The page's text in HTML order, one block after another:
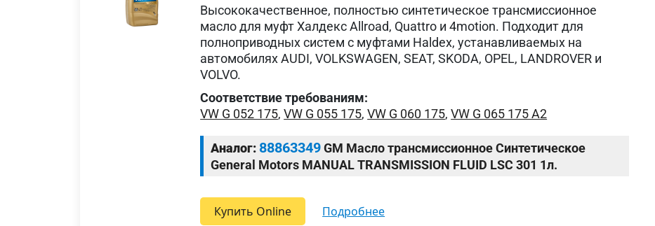
Высококачественное, полностью синтетическое трансмиссионное
масло для муфт Халдекс Allroad, Quattro и 4motion. Подходит для
полноприводных систем с муфтами Haldex, устанавливаемых на
автомобилях AUDI, VOLKSWAGEN, SEAT, SKODA, OPEL, LANDROVER и
VOLVO.
Соответствие требованиям:
VW G 052 175,VW G 055 175,VW G 060 175,VW G 065 175 A2
Аналог: 88863349GM Масло трансмиссионное Синтетическое
General Motors MANUAL TRANSMISSION FLUID LSC 301 1л.
Купить Online подробнее